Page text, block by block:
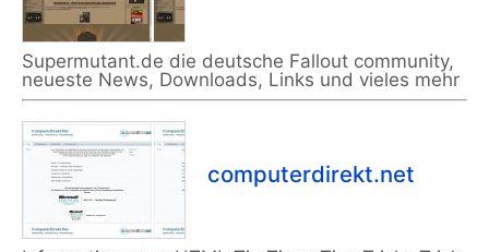
Supermutant.de die deutsche Fallout community,
neueste News, Downloads, Links und vieles mehr
computerdirekt.net